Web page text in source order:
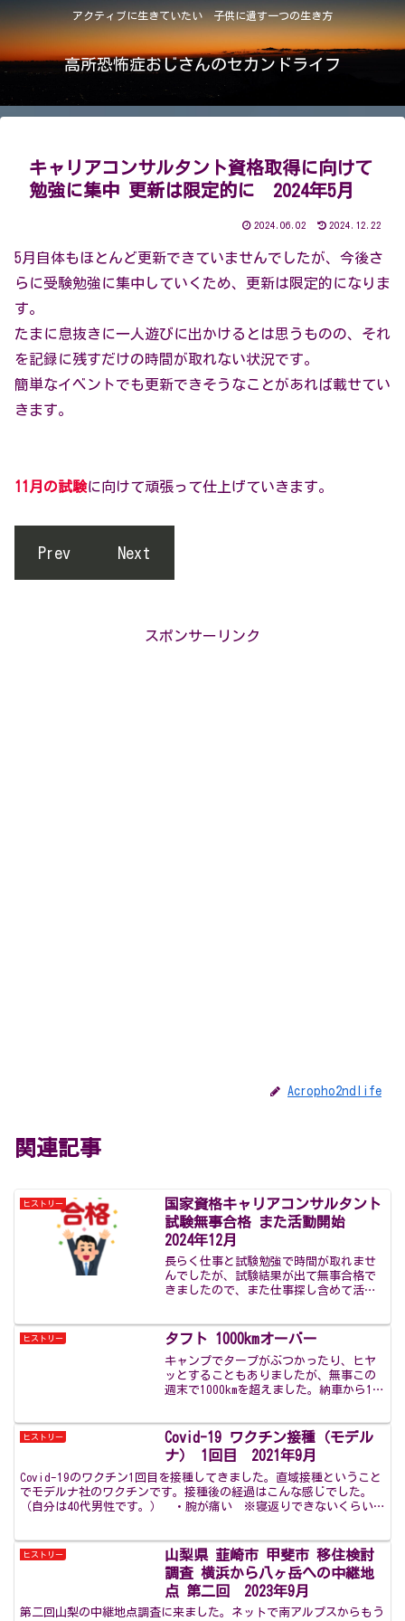
アクティブに生きていたい 子供に遺す一つの生き方
高所恐怖症おじさんのセカンドライフ
キャリアコンサルタント資格取得に向けて
勉強に集中 更新は限定的に 2024年5月
2024.06.02 2024.12.22
5月自体もほとんど更新できていませんでしたが、今後さ
らに受験勉強に集中していくため、更新は限定的になりま
す。
たまに息抜きに一人遊びに出かけるとは思うものの、それ
を記録に残すだけの時間が取れない状況です。
簡単なイベントでも更新できそうなことがあれば載せてい
きます。
11月の試験に向けて頑張って仕上げていきます。
Prev Next
スポンサーリンク
Acropho2ndlife
関連記事
ヒストリー
国家資格キャリアコンサルタント
試験無事合格 また活動開始
2024年12月
長らく仕事と試験勉強で時間が取れませ
んでしたが、試験結果が出て無事合格で
きましたので、また仕事探し含めて活動
常では試験資格を得られないため、養成
講座を受けていました。1...
ヒストリー タフト 1000kmオーバー
キャンプでタープがぶつかったり、ヒヤ
ッとすることもありましたが、無事この
週末で1000kmを超えました。納車から1か
1000km越えの旅程は後程。PrevNext
ヒストリー
Covid-19 ワクチン接種（モデル
ナ） 1回目 2021年9月
Covid-19のワクチン1回目を接種してきました。直域接種ということ
でモデルナ社のワクチンです。接種後の経過はこんな感じでした。
（自分は40代男性です。） ・腕が痛い ※寝返りできないくらい
ヒストリー
山梨県 韮崎市 甲斐市 移住検討
調査 横浜から八ヶ岳への中継地
点 第二回 2023年9月
第二回山梨の中継地点調査に来ました。ネットで南アルプスからもう